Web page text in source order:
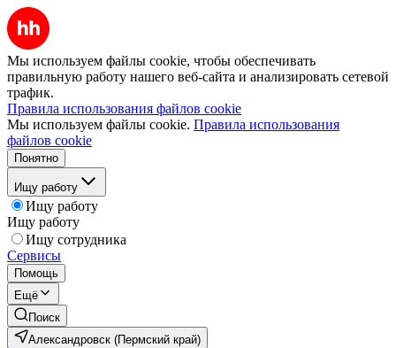
Мы используем файлы cookie, чтобы обеспечивать
правильную работу нашего веб-сайта и анализировать сетевой
трафик.
Правила использования файлов cookie
Мы используем файлы cookie. Правила использования
файлов cookie
Понятно
Ищу работу
Ищу работу
Ищу работу
Ищу сотрудника
Сервисы
Помощь
Ещё
Поиск
Александровск (Пермский край)